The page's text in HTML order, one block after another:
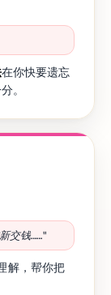
在你快要遗忘
。
交钱……"
解，帮你把